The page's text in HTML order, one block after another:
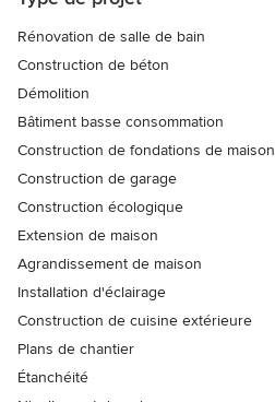
Rénovation de salle de bain
Construction de béton
Démolition
Bâtiment basse consommation
Construction de fondations de maison
Construction de garage
Construction écologique
Extension de maison
Agrandissement de maison
Installation d'éclairage
Construction de cuisine extérieure
Plans de chantier
Étanchéité